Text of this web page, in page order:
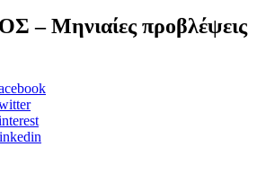
– Μηνιαίες προβλέψεις